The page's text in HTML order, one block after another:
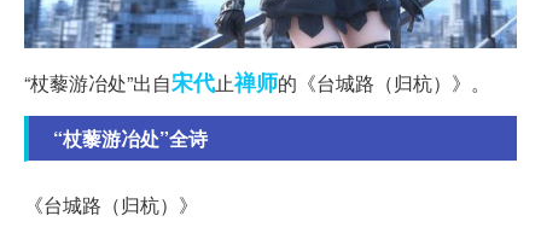
“杖藜游冶处”出自宋代止禅师的《台城路（归杭）》。
“杖藜游冶处”全诗
《台城路（归杭）》